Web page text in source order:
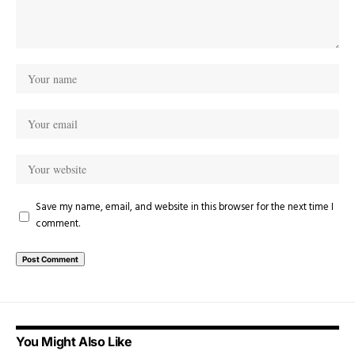
Save my name, email, and website in this browser for the next time I
comment.
You Might Also Like